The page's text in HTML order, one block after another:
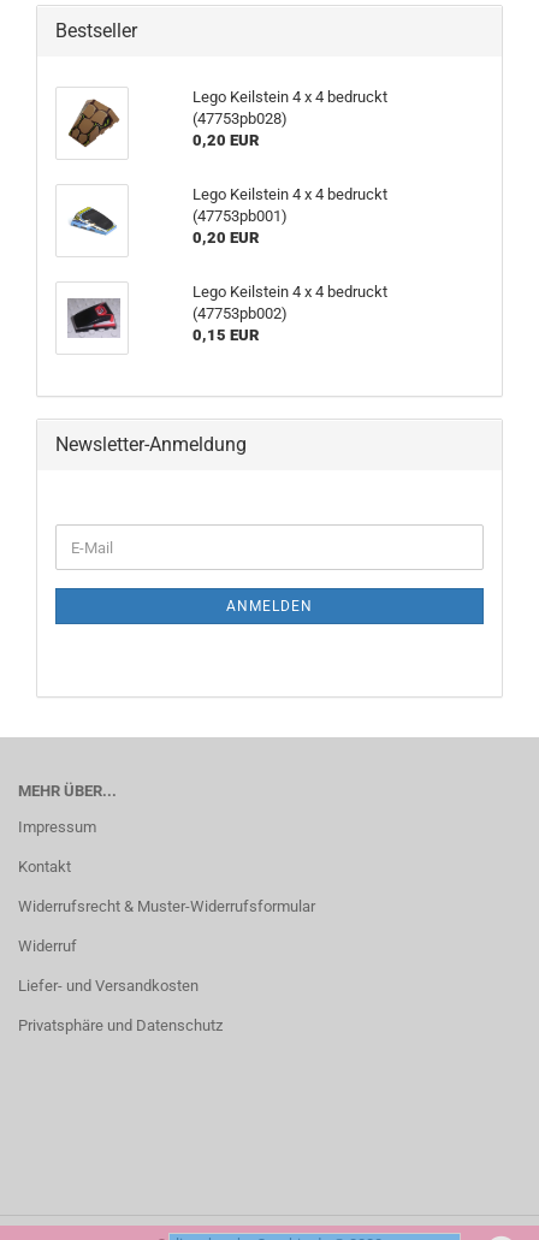
Bestseller
Lego Keilstein 4 x 4 bedruckt
(47753pb028)
0,20 EUR
Lego Keilstein 4 x 4 bedruckt
(47753pb001)
0,20 EUR
Lego Keilstein 4 x 4 bedruckt
(47753pb002)
0,15 EUR
Newsletter-Anmeldung
ANMELDEN
MEHR ÜBER...
Impressum
Kontakt
Widerrufsrecht & Muster-Widerrufsformular
Widerruf
Liefer- und Versandkosten
Privatsphäre und Datenschutz